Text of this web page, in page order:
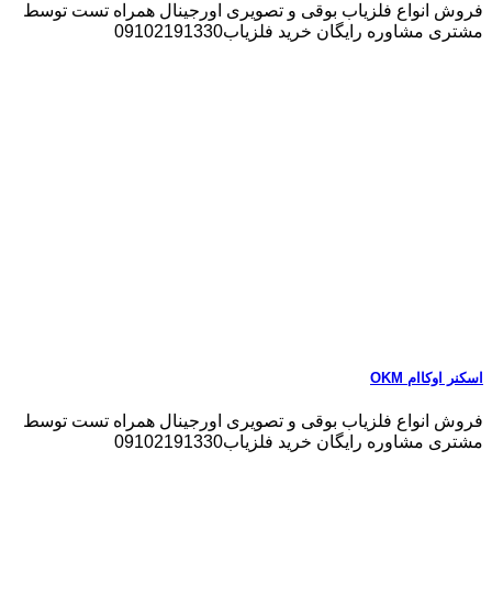
فروش انواع فلزیاب بوقی و تصویری اورجینال همراه تست توسط
مشتری مشاوره رایگان خرید فلزیاب09102191330
اسکنر اوکاام OKM
فروش انواع فلزیاب بوقی و تصویری اورجینال همراه تست توسط
مشتری مشاوره رایگان خرید فلزیاب09102191330